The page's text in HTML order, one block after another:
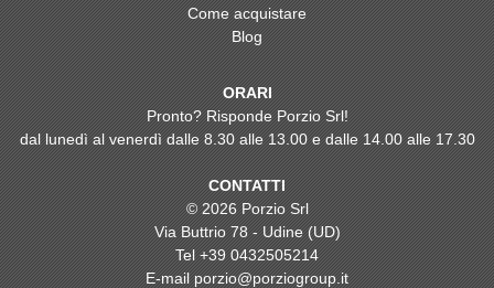
Come acquistare
Blog
ORARI
Pronto? Risponde Porzio Srl!
dal lunedì al venerdì dalle 8.30 alle 13.00 e dalle 14.00 alle 17.30
CONTATTI
© 2026 Porzio Srl
Via Buttrio 78 - Udine (UD)
Tel+39 0432505214
E-mailporzio@porziogroup.it